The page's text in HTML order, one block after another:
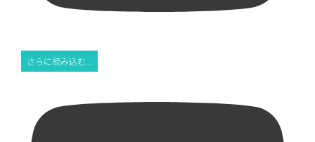
さらに読み込む...